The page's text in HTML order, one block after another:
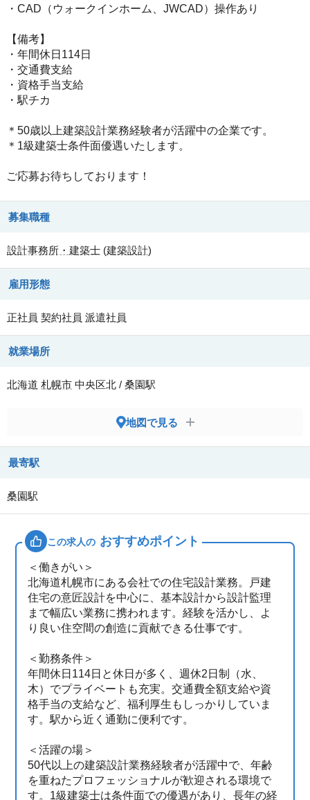
・CAD（ウォークインホーム、JWCAD）操作あり
【備考】
・年間休日114日
・交通費支給
・資格手当支給
・駅チカ
＊50歳以上建築設計業務経験者が活躍中の企業です。
＊1級建築士条件面優遇いたします。
ご応募お待ちしております！
募集職種
設計事務所・建築士 (建築設計)
雇用形態
正社員 契約社員 派遣社員
就業場所
北海道 札幌市 中央区北 / 桑園駅
地図で見る
最寄駅
桑園駅
この求人の おすすめポイント
＜働きがい＞
北海道札幌市にある会社での住宅設計業務。戸建
住宅の意匠設計を中心に、基本設計から設計監理
まで幅広い業務に携われます。経験を活かし、よ
り良い住空間の創造に貢献できる仕事です。
＜勤務条件＞
年間休日114日と休日が多く、週休2日制（水、
木）でプライベートも充実。交通費全額支給や資
格手当の支給など、福利厚生もしっかりしていま
す。駅から近く通勤に便利です。
＜活躍の場＞
50代以上の建築設計業務経験者が活躍中で、年齢
を重ねたプロフェッショナルが歓迎される環境で
す。1級建築士は条件面での優遇があり、長年の経